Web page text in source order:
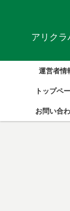
アリクラ
運営者情
トップペ
お問い合